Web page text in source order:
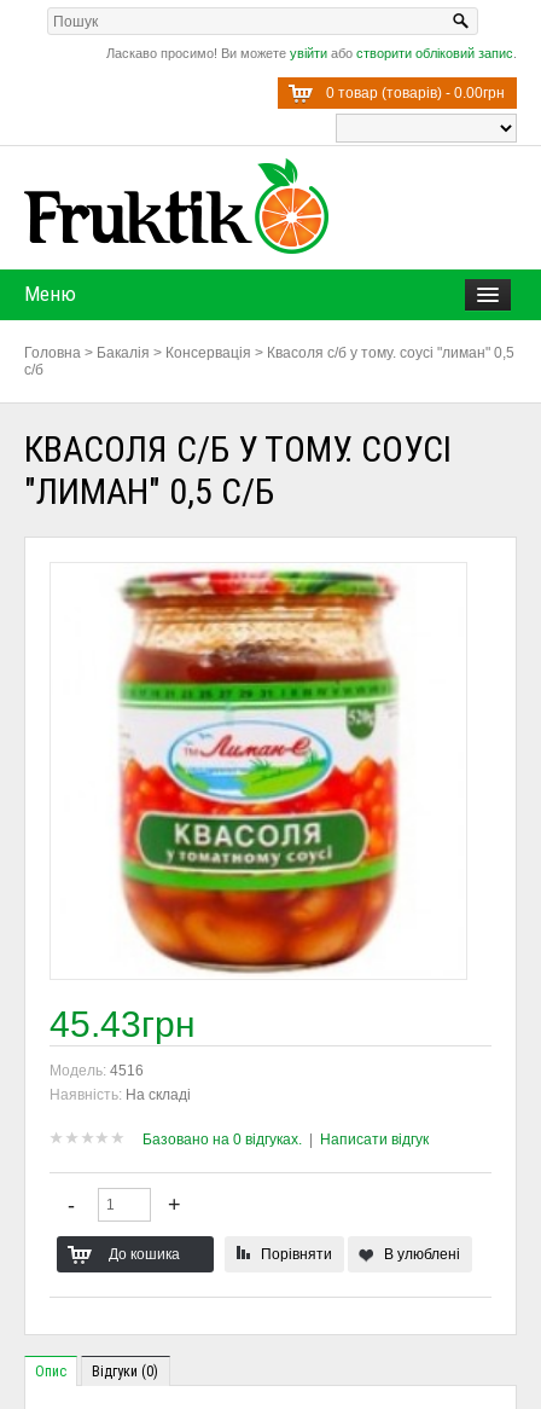
Ласкаво просимо! Ви можете увійти або створити обліковий запис
0 товар (товарів) - 0.00грн
Меню
Головна > Бакалія > Консервація > Квасоля с/б у тому. соусі "лиман" 0,5
с/б
КВАСОЛЯ С/Б У ТОМУ. СОУСІ
"ЛИМАН" 0,5 С/Б
45.43грн
Модель: 4516
Наявність: На складі
Базовано на 0 відгуках. Написати відгук
Порівняти В улюблені
Опис Відгуки (0)